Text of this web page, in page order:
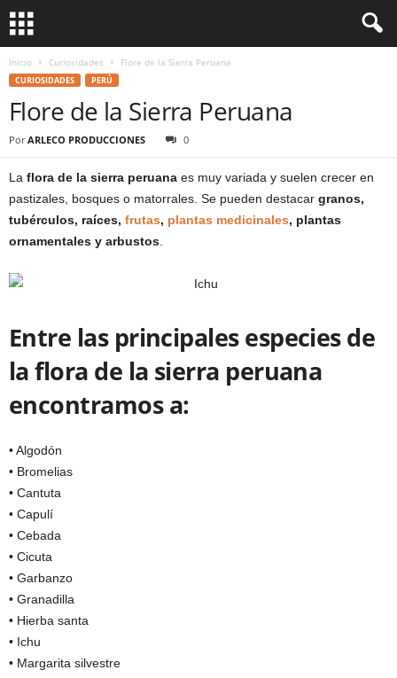
Inicio Curiosidades Flore de la Sierra Peruana
CURIOSIDADES PERÚ
Flore de la Sierra Peruana
Por ARLECO PRODUCCIONES 0
La flora de la sierra peruana es muy variada y suelen crecer en
pastizales, bosques o matorrales. Se pueden destacar granos,
tubérculos, raíces, frutas, plantas medicinales, plantas
ornamentales y arbustos
Entre las principales especies de
la flora de la sierra peruana
encontramos a:
• Algodón
• Bromelias
• Cantuta
• Capulí
• Cebada
• Cicuta
• Garbanzo
• Granadilla
• Hierba santa
• Ichu
• Margarita silvestre